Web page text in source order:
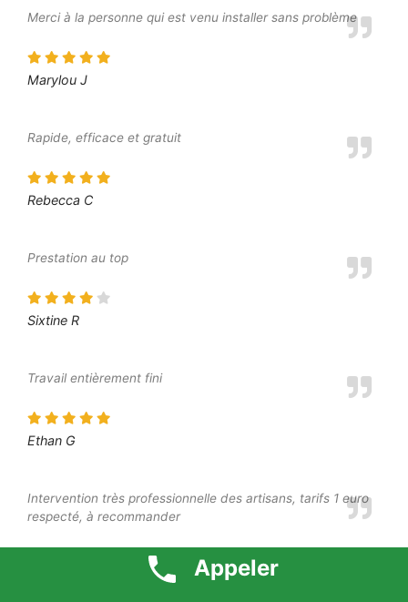
Merci à la personne qui est venu installer sans problème
Marylou J
Rapide, efficace et gratuit
Rebecca C
Prestation au top
Sixtine R
Travail entièrement fini
Ethan G
Intervention très professionnelle des artisans, tarifs 1 euro
respecté, à recommander
Appeler